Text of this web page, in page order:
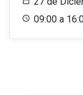
09:00 a